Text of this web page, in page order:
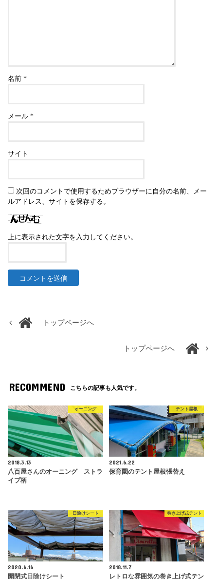
名前*
メール*
サイト
次回のコメントで使用するためブラウザーに自分の名前、メー
ルアドレス、サイトを保存する。
上に表示された文字を入力してください。
トップページへ
トップページへ
RECOMMEND こちらの記事も人気です。
オーニング
2018.3.13
八百屋さんのオーニング ストラ
イプ柄
テント屋根
2021.6.22
保育園のテント屋根張替え
日除けシート
2020.6.16
開閉式日除けシート
巻き上げ式テント
2018.11.7
レトロな雰囲気の巻き上げ式テン